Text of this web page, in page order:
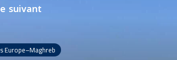
suivant
Europe–Maghreb